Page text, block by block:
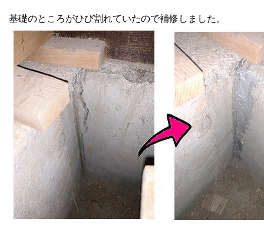
基礎のところがひび割れていたので補修しました。